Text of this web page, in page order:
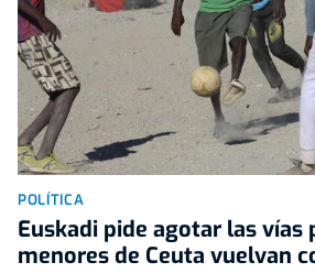
POLÍTICA
Euskadi pide agotar las vías
menores de Ceuta vuelvan